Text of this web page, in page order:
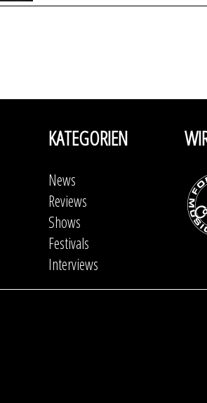
KATEGORIEN
News
Reviews
Shows
Festivals
Interviews